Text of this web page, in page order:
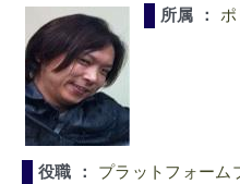
所属 ：
役職 ： プラットフォーム